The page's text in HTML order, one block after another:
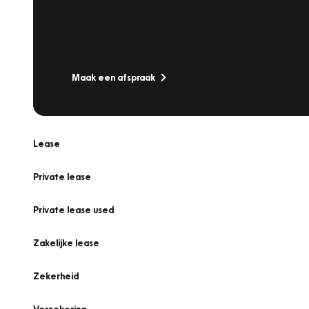
Maak een afspraak
Lease
Private lease
Private lease used
Zakelijke lease
Zekerheid